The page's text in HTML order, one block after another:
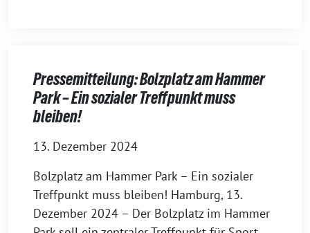
Pressemitteilung: Bolzplatz am Hammer
Park – Ein sozialer Treffpunkt muss
bleiben!
13. Dezember 2024
Bolzplatz am Hammer Park – Ein sozialer
Treffpunkt muss bleiben! Hamburg, 13.
Dezember 2024 – Der Bolzplatz im Hammer